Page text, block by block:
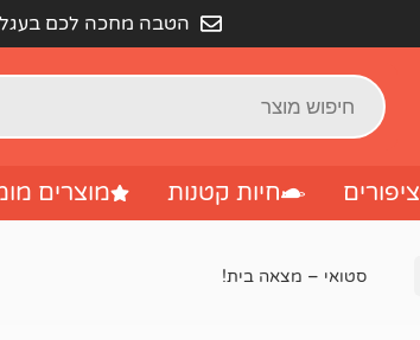
הטבה מחכה לכם
ציפורים חיות קטנות מוצרים
סטואי – מצאה בית!